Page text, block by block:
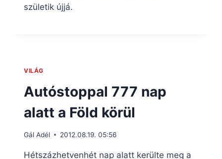
születik újjá.
VILÁG
Autóstoppal 777 nap
alatt a Föld körül
Gál Adél 2012.08.19. 05:56
Hétszázhetvenhét nap alatt kerülte meg a